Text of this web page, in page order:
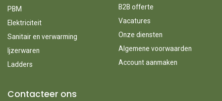
PBM
Elektriciteit
Sanitair en verwarming
Ijzerwaren
Ladders
B2B offerte
Vacatures
Onze diensten
Algemene voorwaarden
Account aanmaken
Contacteer ons